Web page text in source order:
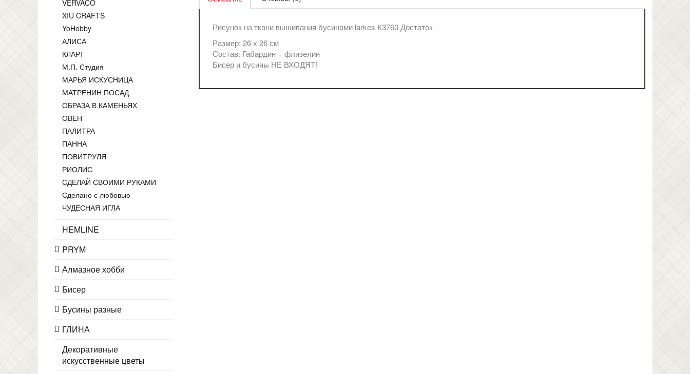
VERVACO
XIU CRAFTS
YoHobby
АЛИСА
КЛАРТ
М.П. Студия
МАРЬЯ ИСКУСНИЦА
МАТРЕНИН ПОСАД
ОБРАЗА В КАМЕНЬЯХ
ОВЕН
ПАЛИТРА
ПАННА
ПОВИТРУЛЯ
РИОЛИС
СДЕЛАЙ СВОИМИ РУКАМИ
Сделано с любовью
ЧУДЕСНАЯ ИГЛА
HEMLINE
PRYM
Алмазное хобби
Бисер
Бусины разные
ГЛИНА
Декоративные
искусственные цветы
Рисунок на ткани вышивания бусинами larkes К3760 Достаток
Размер: 26 х 26 см
Состав: Габардин + флизелин
Бисер и бусины НЕ ВХОДЯТ!